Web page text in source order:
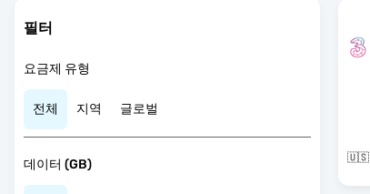
필터
요금제 유형
전체 지역 글로벌
데이터 (GB)